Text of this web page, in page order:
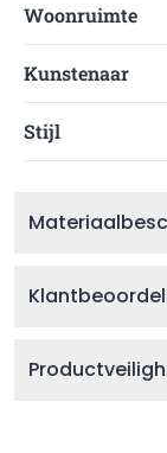
Woonruimte
Kunstenaar
Stijl